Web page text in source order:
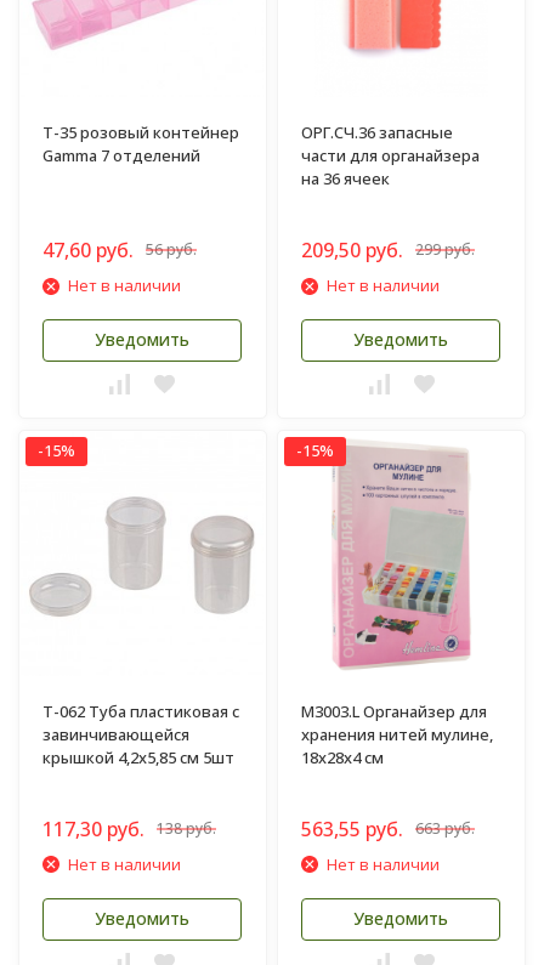
T-35 розовый контейнер
Gamma 7 отделений
47,60 руб. 56 руб.
Нет в наличии
Уведомить
ОРГ.СЧ.36 запасные
части для органайзера
на 36 ячеек
209,50 руб. 299 руб.
Нет в наличии
Уведомить
-15%
T-062 Туба пластиковая с
завинчивающейся
крышкой 4,2х5,85 см 5шт
117,30 руб. 138 руб.
Нет в наличии
Уведомить
-15%
M3003.L Органайзер для
хранения нитей мулине,
18х28х4 см
563,55 руб. 663 руб.
Нет в наличии
Уведомить